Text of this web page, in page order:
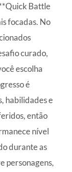
Battle
focadas. No
curado,
escolha
é
habilidades e
então
nível
durante as
personagens,